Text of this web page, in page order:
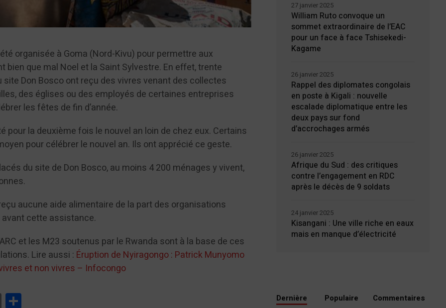
organisée à Goma (Nord-Kivu) pour permettre aux
bien que mal Noel et la Saint Sylvestre. En effet, trente
Don Bosco ont reçu des vivres venant des collectes
des églises ou des employés de certaines entreprises
les fêtes de fin d’année.
pour la deuxième fois le nouvel an loin de chez eux. Certains
pour célébrer le nouvel an. Ils ont apprécié ce geste.
du site de Don Bosco, au moins 4 200 ménages y vivent,
aucune aide alimentaire de la part des organisations
cette assistance.
et les M23 soutenus par le Rwanda sont à la base de ces
Lire aussi : Éruption de Nyiragongo : Patrick Munyomo
et non vivres – Infocongo
Print
William Ruto convoque un
sommet extraordinaire de l’EAC
pour un face à face Tshisekedi-
Kagame
27 janvier 2025
Rappel des diplomates congolais
en poste à Kigali : nouvelle
escalade diplomatique entre les
deux pays sur fond
d’accrochages armés
26 janvier 2025
Afrique du Sud : des critiques
contre l’engagement en RDC
après le décès de 9 soldats
26 janvier 2025
Kisangani : Une ville riche en eaux
mais en manque d’électricité
24 janvier 2025
Dernière Populaire Commentaires